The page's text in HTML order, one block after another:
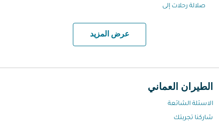
صلالة رحلات إلى
عرض المزيد
الطيران العماني
الاسئلة الشائعة
شاركنا تجربتك